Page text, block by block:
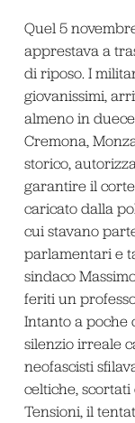
Quel 5
apprestava a
di riposo. I
giovanissimi,
almeno in
Cremona,
storico,
garantire il
caricato dalla
cui stavano
parlamentari e
sindaco
feriti un
Intanto a poche
silenzio irreale
neofascisti
celtiche,
Tensioni, il